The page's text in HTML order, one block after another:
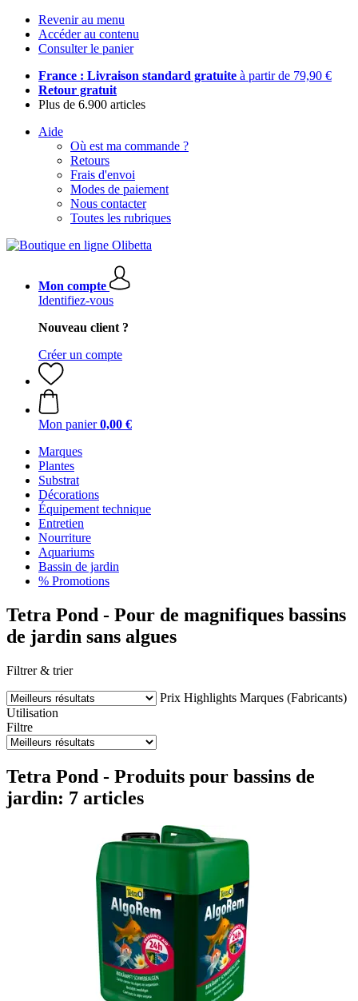
Revenir au menu
Accéder au contenu
Consulter le panier
France : Livraison standard gratuite à partir de 79,90 €
Retour gratuit
Plus de 6.900 articles
Aide
Où est ma commande ?
Retours
Frais d'envoi
Modes de paiement
Nous contacter
Toutes les rubriques
Mon compte
Identifiez-vous
Nouveau client ?
Créer un compte
Mon panier 0,00 €
Marques
Plantes
Substrat
Décorations
Équipement technique
Entretien
Nourriture
Aquariums
Bassin de jardin
% Promotions
Tetra Pond - Pour de magnifiques bassins
de jardin sans algues
Filtrer & trier
Prix Highlights Marques (Fabricants)
Utilisation
Filtre
Tetra Pond - Produits pour bassins de
jardin: 7 articles